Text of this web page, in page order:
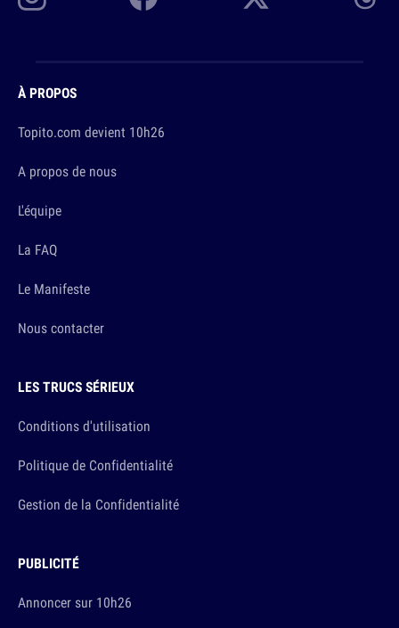
À PROPOS
Topito.com devient 10h26
A propos de nous
L'équipe
La FAQ
Le Manifeste
Nous contacter
LES TRUCS SÉRIEUX
Conditions d'utilisation
Politique de Confidentialité
Gestion de la Confidentialité
PUBLICITÉ
Annoncer sur 10h26